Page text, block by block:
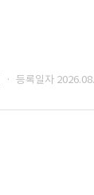
· 등록일자